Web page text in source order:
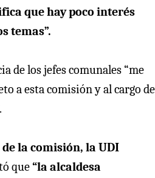
que hay poco interés
temas”.
de los jefes comunales “me
a esta comisión y al cargo de
la comisión, la UDI
que“la alcaldesa